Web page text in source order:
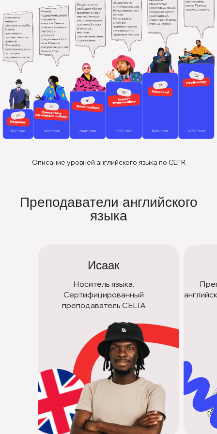
Описание уровней английского языка по CEFR
Исаак
Носитель языка.
Сертифицированный
преподаватель CELTA